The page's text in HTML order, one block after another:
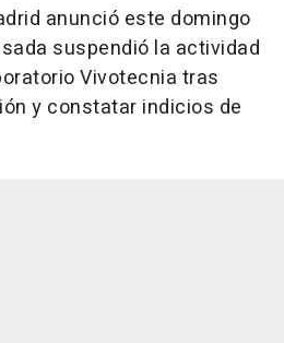
anunció este domingo
suspendió la actividad
Vivotecnia tras
y constatar indicios de